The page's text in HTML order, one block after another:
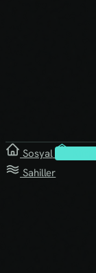
Sosyal
Sahiller